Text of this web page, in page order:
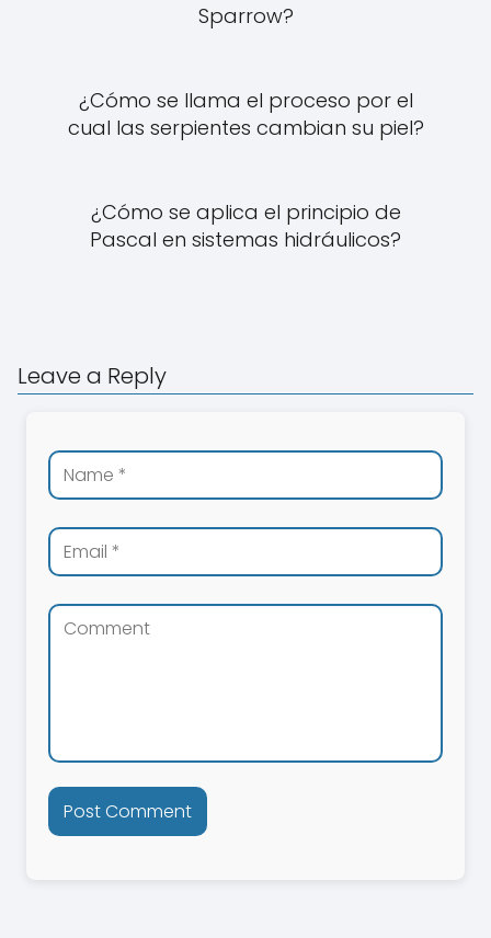
Sparrow?
¿Cómo se llama el proceso por el
cual las serpientes cambian su piel?
¿Cómo se aplica el principio de
Pascal en sistemas hidráulicos?
Leave a Reply